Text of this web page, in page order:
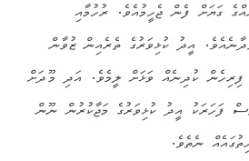
ގަޔަށް ފެން ޖެހީމުއެވެ. ރުހުމާއި
އީދު ކުޅިވަރުގެ ތެރެއިން ޒުވާން
ކުދިނެއް ވަޅަށް ލީމެވެ. އަދި މޫދަށް
ފަހަރަކު އީދު ކުޅިވަރުގެ މަޖާކުރުން ނޫން
ނެތެވެ.